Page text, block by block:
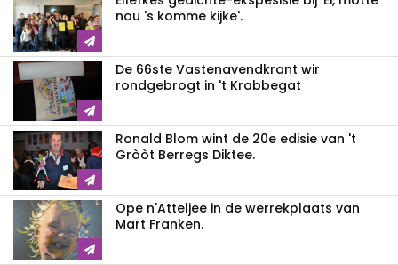
nou 's komme kijke'.
De 66ste Vastenavendkrant wir
rondgebrogt in 't Krabbegat
Ronald Blom wint de 20e edisie van 't
Gròòt Berregs Diktee.
Ope n'Atteljee in de werrekplaats van
Mart Franken.